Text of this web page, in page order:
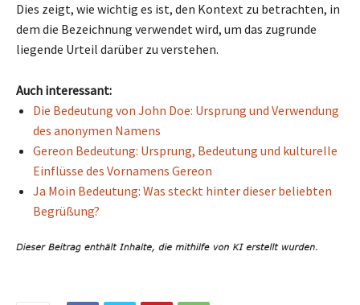
Dies zeigt, wie wichtig es ist, den Kontext zu betrachten, in
dem die Bezeichnung verwendet wird, um das zugrunde
liegende Urteil darüber zu verstehen.
Auch interessant:
Die Bedeutung von John Doe: Ursprung und Verwendung
des anonymen Namens
Gereon Bedeutung: Ursprung, Bedeutung und kulturelle
Einflüsse des Vornamens Gereon
Ja Moin Bedeutung: Was steckt hinter dieser beliebten
Begrüßung?